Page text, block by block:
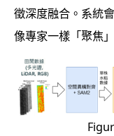
徵深度融合。系統
像專家一樣「聚焦